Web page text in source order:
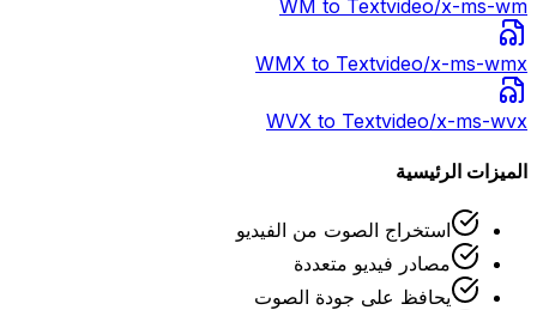
WM to Textvideo/x-ms-wm
WMX to Textvideo/x-ms-wmx
WVX to Textvideo/x-ms-wvx
الميزات الرئيسية
استخراج الصوت من الفيديو
مصادر فيديو متعددة
يحافظ على جودة الصوت